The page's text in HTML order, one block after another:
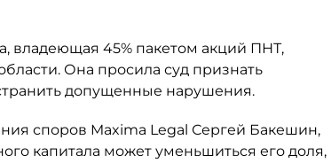
владеющая 45% пакетом акций ПНТ,
Она просила суд признать
допущенные нарушения.
споров Maxima Legal Сергей Бакешин,
капитала может уменьшиться его доля,